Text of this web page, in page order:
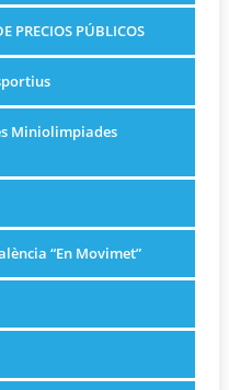
PRECIOS PÚBLICOS
Miniolimpiades
“En Movimet”